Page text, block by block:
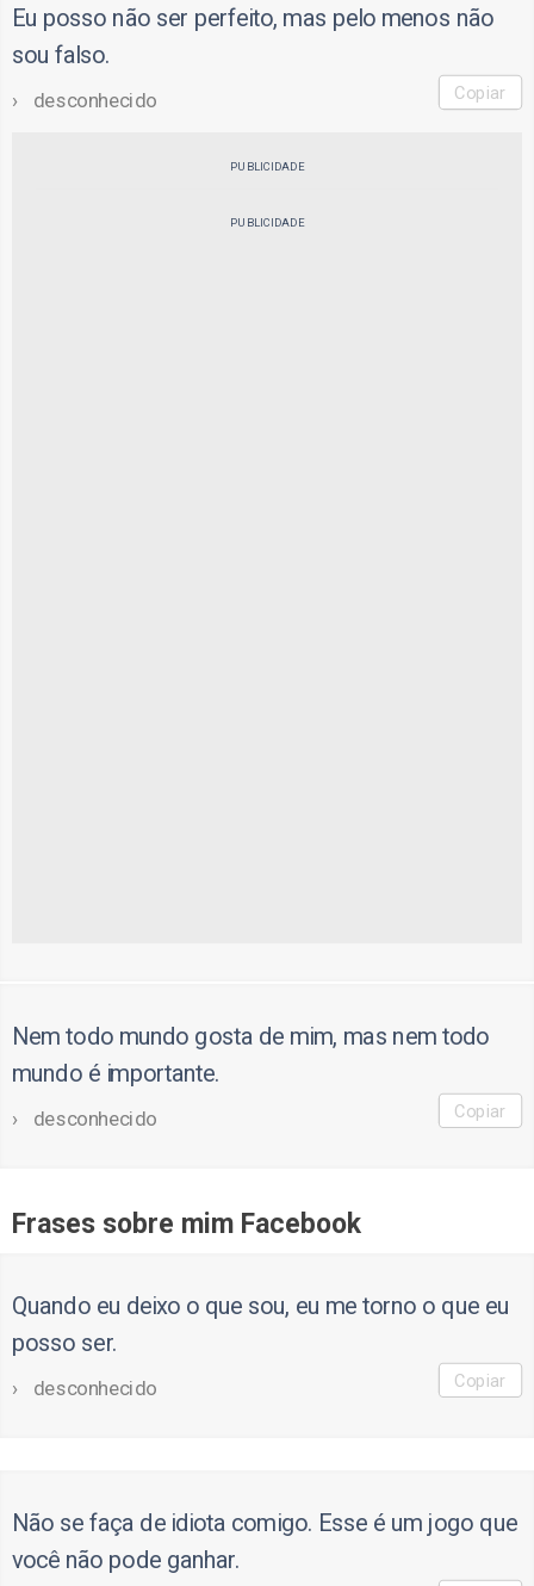
Eu posso não ser perfeito, mas pelo menos não
sou falso.
desconhecido Copiar
PUBLICIDADE
PUBLICIDADE
Nem todo mundo gosta de mim, mas nem todo
mundo é importante.
desconhecido Copiar
Frases sobre mim Facebook
Quando eu deixo o que sou, eu me torno o que eu
posso ser.
desconhecido Copiar
Não se faça de idiota comigo. Esse é um jogo que
você não pode ganhar.